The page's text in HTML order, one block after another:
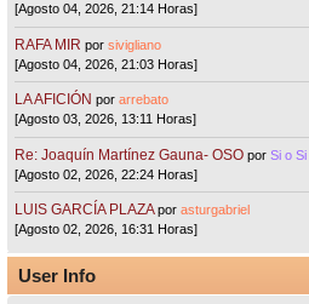
[Agosto 04, 2026, 21:14 Horas]
RAFA MIR porsivigliano
[Agosto 04, 2026, 21:03 Horas]
LA AFICIÓN porarrebato
[Agosto 03, 2026, 13:11 Horas]
Re: Joaquín Martínez Gauna- OSO porSi o Si
[Agosto 02, 2026, 22:24 Horas]
LUIS GARCÍA PLAZA porasturgabriel
[Agosto 02, 2026, 16:31 Horas]
User Info